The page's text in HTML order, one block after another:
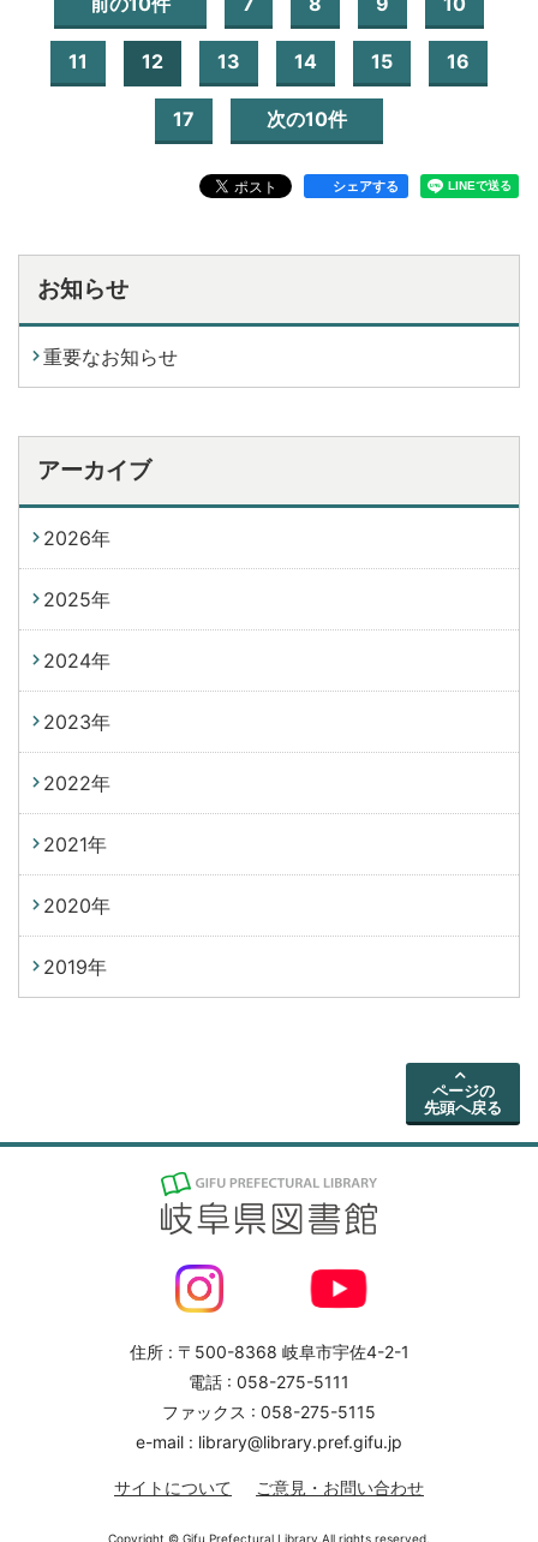
11 12 13 14 15 16
17 次の10件
シェアする
お知らせ
重要なお知らせ
アーカイブ
2026年
2025年
2024年
2023年
2022年
2021年
2020年
2019年
ページの
先頭へ戻る
住所 : 〒500-8368 岐阜市宇佐4-2-1
電話 : 058-275-5111
ファックス : 058-275-5115
e-mail : library@library.pref.gifu.jp
サイトについて ご意見・お問い合わせ
Copyright © Gifu Prefectural Library.All rights reserved.